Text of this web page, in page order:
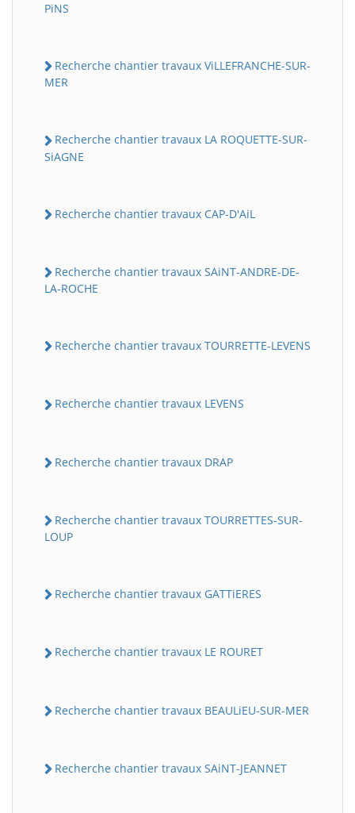
PiNS
Recherche chantier travaux ViLLEFRANCHE-SUR-
MER
Recherche chantier travaux LA ROQUETTE-SUR-
SiAGNE
Recherche chantier travaux CAP-D'AiL
Recherche chantier travaux SAiNT-ANDRE-DE-
LA-ROCHE
Recherche chantier travaux TOURRETTE-LEVENS
Recherche chantier travaux LEVENS
Recherche chantier travaux DRAP
Recherche chantier travaux TOURRETTES-SUR-
LOUP
Recherche chantier travaux GATTiERES
Recherche chantier travaux LE ROURET
Recherche chantier travaux BEAULiEU-SUR-MER
Recherche chantier travaux SAiNT-JEANNET